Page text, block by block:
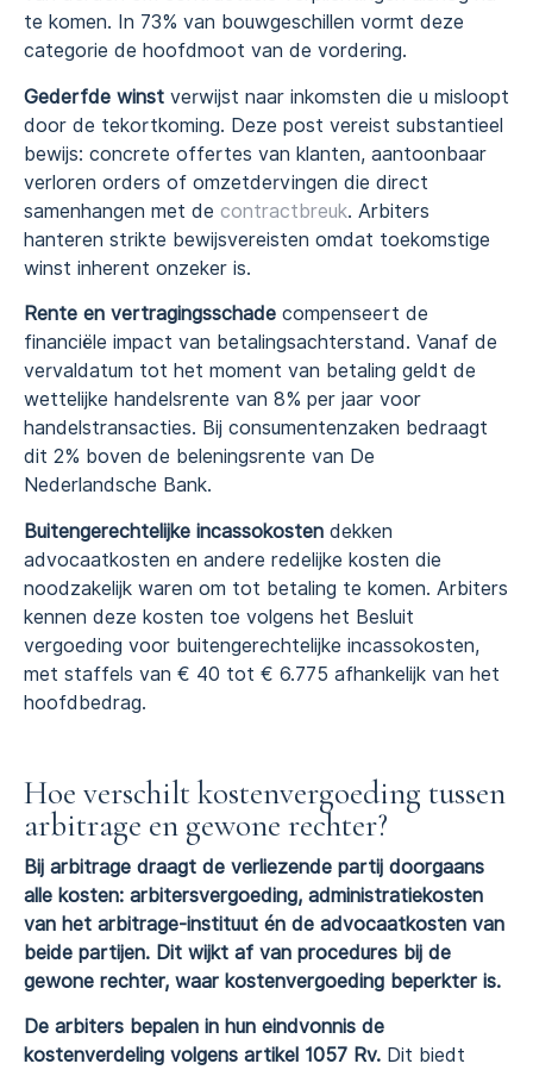
te komen. In 73% van bouwgeschillen vormt deze
categorie de hoofdmoot van de vordering.
Gederfde winst verwijst naar inkomsten die u misloopt
door de tekortkoming. Deze post vereist substantieel
bewijs: concrete offertes van klanten, aantoonbaar
verloren orders of omzetdervingen die direct
samenhangen met de contractbreuk. Arbiters
hanteren strikte bewijsvereisten omdat toekomstige
winst inherent onzeker is.
Rente en vertragingsschade compenseert de
financiële impact van betalingsachterstand. Vanaf de
vervaldatum tot het moment van betaling geldt de
wettelijke handelsrente van 8% per jaar voor
handelstransacties. Bij consumentenzaken bedraagt
dit 2% boven de beleningsrente van De
Nederlandsche Bank.
Buitengerechtelijke incassokosten dekken
advocaatkosten en andere redelijke kosten die
noodzakelijk waren om tot betaling te komen. Arbiters
kennen deze kosten toe volgens het Besluit
vergoeding voor buitengerechtelijke incassokosten,
met staffels van € 40 tot € 6.775 afhankelijk van het
hoofdbedrag.
Hoe verschilt kostenvergoeding tussen
arbitrage en gewone rechter?
Bij arbitrage draagt de verliezende partij doorgaans
alle kosten: arbitersvergoeding, administratiekosten
van het arbitrage-instituut én de advocaatkosten van
beide partijen. Dit wijkt af van procedures bij de
gewone rechter, waar kostenvergoeding beperkter is.
De arbiters bepalen in hun eindvonnis de
kostenverdeling volgens artikel 1057 Rv. Dit biedt